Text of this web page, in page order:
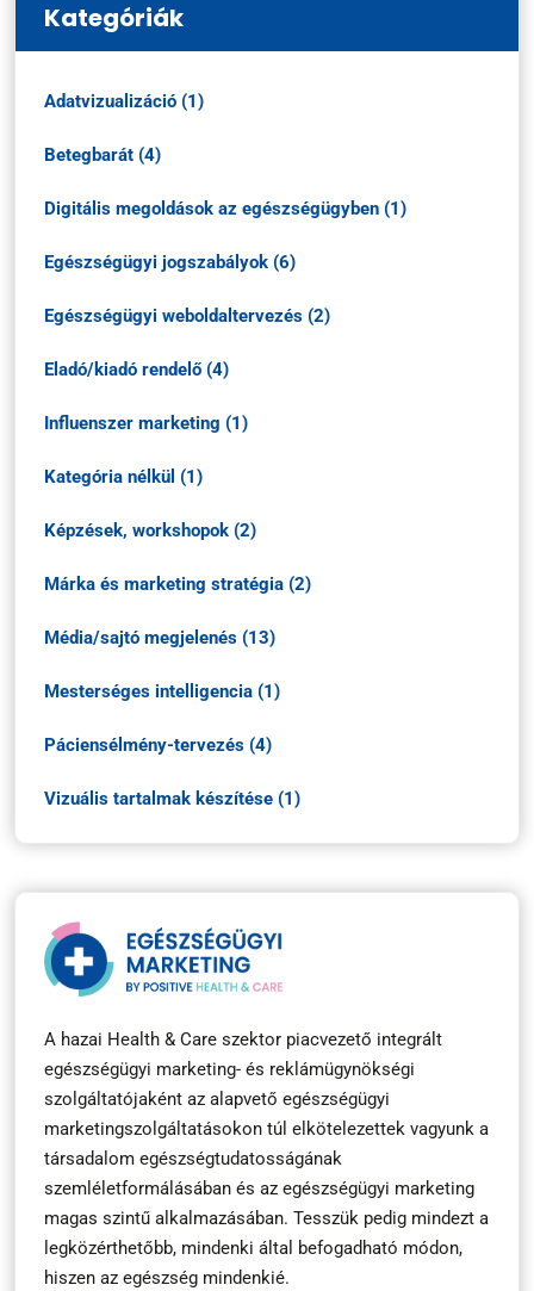
Kategóriák
Adatvizualizáció (1)
Betegbarát (4)
Digitális megoldások az egészségügyben (1)
Egészségügyi jogszabályok (6)
Egészségügyi weboldaltervezés (2)
Eladó/kiadó rendelő (4)
Influenszer marketing (1)
Kategória nélkül (1)
Képzések, workshopok (2)
Márka és marketing stratégia (2)
Média/sajtó megjelenés (13)
Mesterséges intelligencia (1)
Páciensélmény-tervezés (4)
Vizuális tartalmak készítése (1)
A hazai Health & Care szektor piacvezető integrált
egészségügyi marketing- és reklámügynökségi
szolgáltatójaként az alapvető egészségügyi
marketingszolgáltatásokon túl elkötelezettek vagyunk a
társadalom egészségtudatosságának
szemléletformálásában és az egészségügyi marketing
magas szintű alkalmazásában. Tesszük pedig mindezt a
legközérthetőbb, mindenki által befogadható módon,
hiszen az egészség mindenkié.